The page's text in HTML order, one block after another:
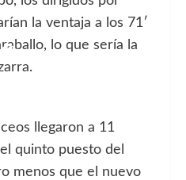
la ventaja a los 71′
lo que sería la
llegaron a 11
quinto puesto del
menos que el nuevo